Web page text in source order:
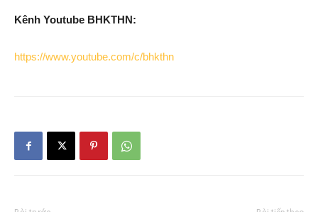
Kênh Youtube BHKTHN:
https://www.youtube.com/c/bhkthn